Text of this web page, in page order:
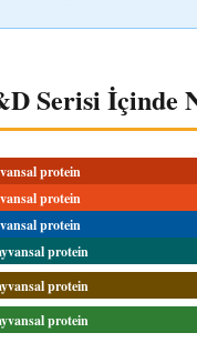
Serisi İçinde
protein
protein
protein
protein
protein
protein